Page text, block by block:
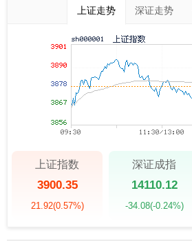
上证走势 深证走势
上证指数
3900.35
21.92(0.57%)
深证成指
14110.12
-34.08(-0.24%)